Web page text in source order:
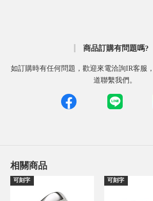
商品訂購有問題嗎?
如訂購時有任何問題，歡迎來電洽詢IR客服
道聯繫我們。
相關商品
可刻字 可刻字